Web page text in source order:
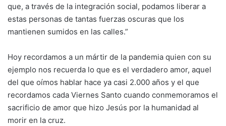
que, a través de la integración social, podamos liberar a
estas personas de tantas fuerzas oscuras que los
mantienen sumidos en las calles.”
Hoy recordamos a un mártir de la pandemia quien con su
ejemplo nos recuerda lo que es el verdadero amor, aquel
del que oímos hablar hace ya casi 2.000 años y el que
recordamos cada Viernes Santo cuando conmemoramos el
sacrificio de amor que hizo Jesús por la humanidad al
morir en la cruz.